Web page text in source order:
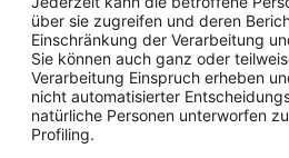
über sie zugreifen und deren
Einschränkung der Verarbeitung
Sie können auch ganz oder
Verarbeitung Einspruch erheben
nicht automatisierter
natürliche Personen unterworfen
Profiling.